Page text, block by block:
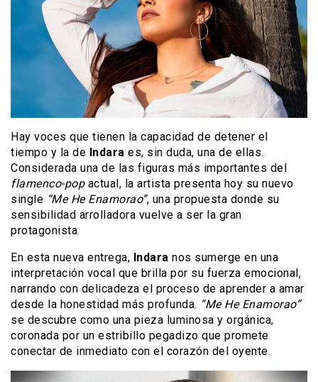
Hay voces que tienen la capacidad de detener el
tiempo y la de Indara es, sin duda, una de ellas.
Considerada una de las figuras más importantes del
flamenco-popactual, la artista presenta hoy su nuevo
single “Me He Enamorao”, una propuesta donde su
sensibilidad arrolladora vuelve a ser la gran
protagonista.
En esta nueva entrega, Indara nos sumerge en una
interpretación vocal que brilla por su fuerza emocional,
narrando con delicadeza el proceso de aprender a amar
desde la honestidad más profunda. “Me He Enamorao”
se descubre como una pieza luminosa y orgánica,
coronada por un estribillo pegadizo que promete
conectar de inmediato con el corazón del oyente.